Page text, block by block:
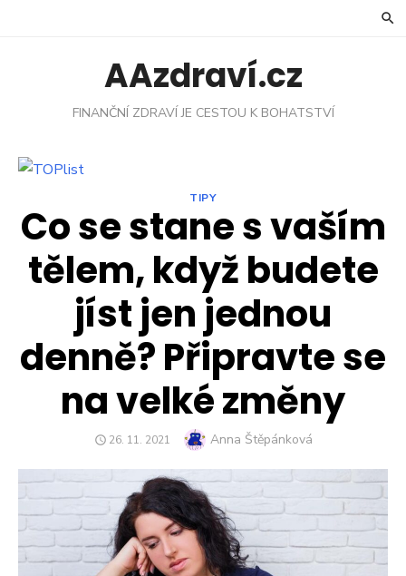
AAzdraví.cz
FINANČNÍ ZDRAVÍ JE CESTOU K BOHATSTVÍ
TIPY
Co se stane s vaším
tělem, když budete
jíst jen jednou
denně? Připravte se
na velké změny
POSTED
26. 11. 2021 Author
Anna Štěpánková